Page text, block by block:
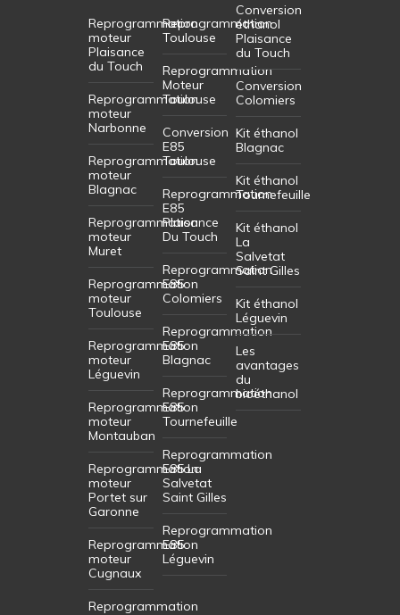
Reprogrammation
moteur
Plaisance
du Touch
Reprogrammation
moteur
Narbonne
Reprogrammation
moteur
Blagnac
Reprogrammation
moteur
Muret
Reprogrammation
moteur
Toulouse
Reprogrammation
moteur
Léguevin
Reprogrammation
moteur
Montauban
Reprogrammation
moteur
Portet sur
Garonne
Reprogrammation
moteur
Cugnaux
Reprogrammation
Reprogrammation
Toulouse
Reprogrammation
Moteur
Toulouse
Conversion
E85
Toulouse
Reprogrammation
E85
Plaisance
Du Touch
Reprogrammation
E85
Colomiers
Reprogrammation
E85
Blagnac
Reprogrammation
E85
Tournefeuille
Reprogrammation
E85 La
Salvetat
Saint Gilles
Reprogrammation
E85
Léguevin
Conversion
éthanol
Plaisance
du Touch
Conversion
Colomiers
Kit éthanol
Blagnac
Kit éthanol
Tournefeuille
Kit éthanol
La
Salvetat
Saint Gilles
Kit éthanol
Léguevin
Les
avantages
du
bioéthanol